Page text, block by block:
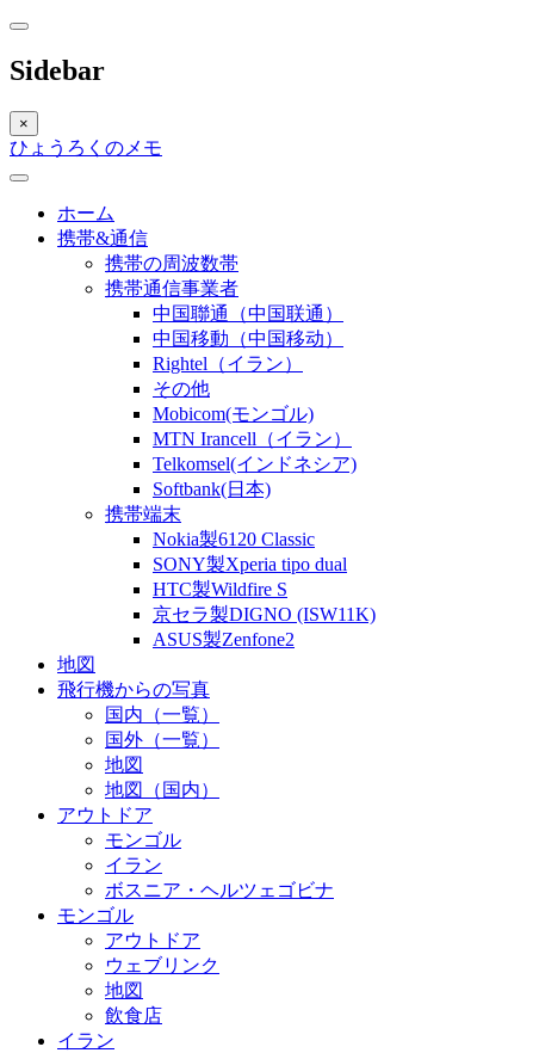
Sidebar
×
ひょうろくのメモ
ホーム
携帯&通信
携帯の周波数帯
携帯通信事業者
中国聯通（中国联通）
中国移動（中国移动）
Rightel（イラン）
その他
Mobicom(モンゴル)
MTN Irancell（イラン）
Telkomsel(インドネシア)
Softbank(日本)
携帯端末
Nokia製6120 Classic
SONY製Xperia tipo dual
HTC製Wildfire S
京セラ製DIGNO (ISW11K)
ASUS製Zenfone2
地図
飛行機からの写真
国内（一覧）
国外（一覧）
地図
地図（国内）
アウトドア
モンゴル
イラン
ボスニア・ヘルツェゴビナ
モンゴル
アウトドア
ウェブリンク
地図
飲食店
イラン